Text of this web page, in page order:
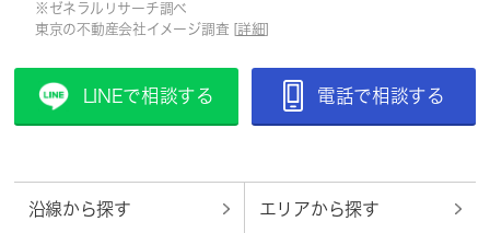
※ゼネラルリサーチ調べ
東京の不動産会社イメージ調査 [ 詳細
LINEで相談する 電話で相談する
沿線から探す エリアから探す